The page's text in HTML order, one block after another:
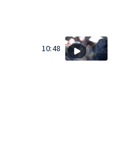
10:48